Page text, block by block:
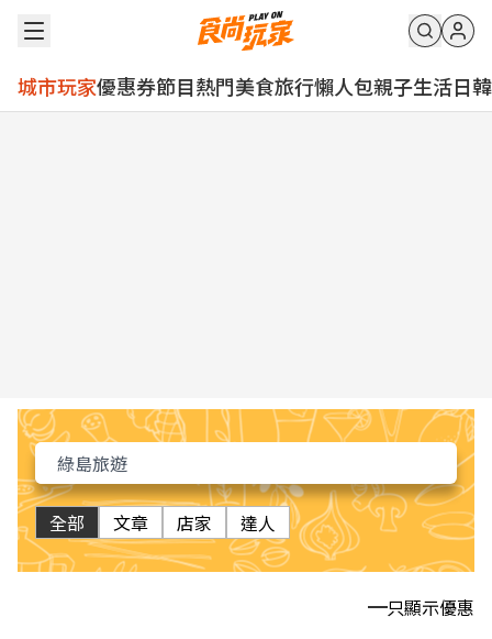
城市玩家優惠券節目熱門美食旅行懶人包親子生活日韓
全部 文章 店家 達人
只顯示優惠